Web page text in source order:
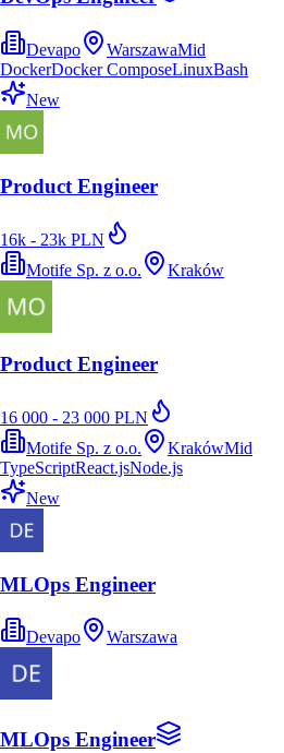
Devapo WarszawaMid
DockerDocker ComposeLinuxBash
New
Product Engineer
16k - 23k PLN
Motife Sp. z o.o.
Kraków
Product Engineer
16 000 - 23 000 PLN
Motife Sp. z o.o.
KrakówMid
TypeScriptReact.jsNode.js
New
MLOps Engineer
Devapo Warszawa
MLOps Engineer